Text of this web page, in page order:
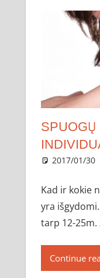
2017/01/30
Kad ir kokie
yra
tarp 12-25m.
Continue